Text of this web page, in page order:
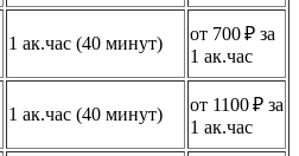
1 ак.час (40 минут)
от 700 ₽ за
1 ак.час
1 ак.час (40 минут)
от 1100 ₽ за
1 ак.час